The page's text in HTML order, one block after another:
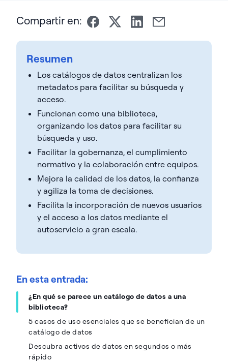
Compartir en:
Resumen
Los catálogos de datos centralizan los
metadatos para facilitar su búsqueda y
acceso.
Funcionan como una biblioteca,
organizando los datos para facilitar su
búsqueda y uso.
Facilitar la gobernanza, el cumplimiento
normativo y la colaboración entre equipos.
Mejora la calidad de los datos, la confianza
y agiliza la toma de decisiones.
Facilita la incorporación de nuevos usuarios
y el acceso a los datos mediante el
autoservicio a gran escala.
En esta entrada:
¿En qué se parece un catálogo de datos a una
biblioteca?
5 casos de uso esenciales que se benefician de un
catálogo de datos
Descubra activos de datos en segundos o más
rápido